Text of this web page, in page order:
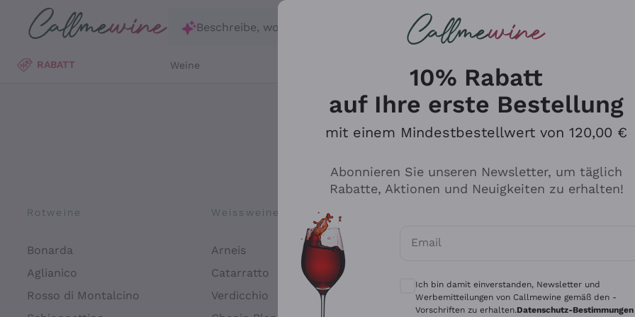
Zum Hauptinhalt springen
Beschreibe, wonach du suchst
RABATT Weine
Rotweine
Bonarda
Aglianico
Rosso di Montalcino
Weissweine
Arneis
Catarratto
Verdicchio
Tenuta San Leonardo
Alessandra Divella
Für
10% Rabatt
auf Ihre erste Bestellung
mit einem Mindestbestellwert von 120,00 €
Abonnieren Sie unseren Newsletter, um täglich
Rabatte, Aktionen und Neuigkeiten zu erhalten!
Email
Optionale Einwilligungen zum Erhalt von
Ich bin damit einverstanden, Newsletter und
Werbemitteilungen von Callmewine gemäß den -
Vorschriften zu erhalten.Datenschutz-Bestimmungen